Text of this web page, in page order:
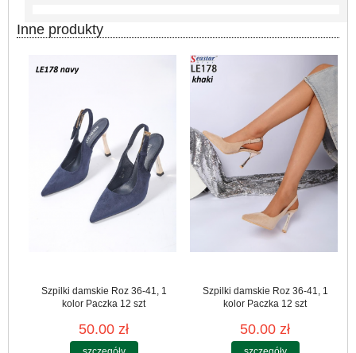
Inne produkty
Szpilki damskie Roz 36-41, 1
kolor Paczka 12 szt
50.00 zł
Szpilki damskie Roz 36-41, 1
kolor Paczka 12 szt
50.00 zł